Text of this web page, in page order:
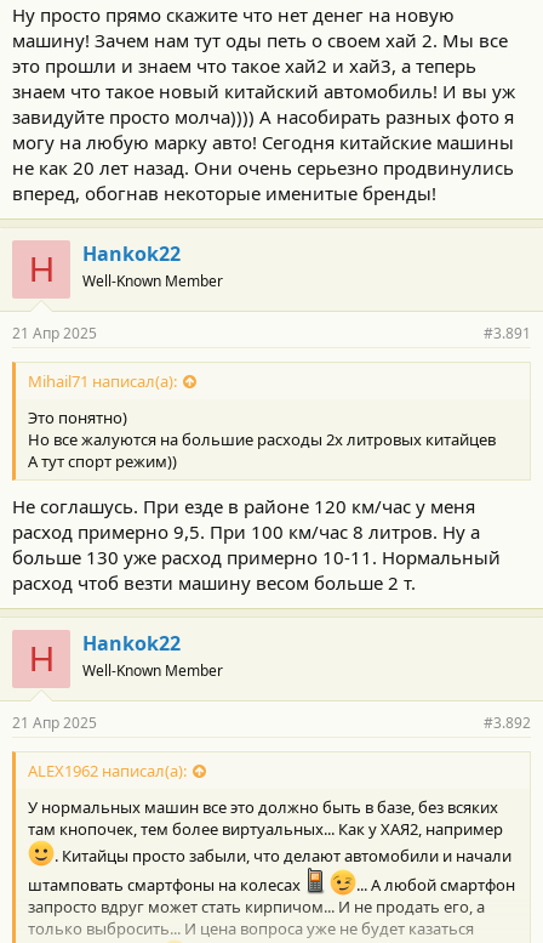
Ну просто прямо скажите что нет денег на новую
машину! Зачем нам тут оды петь о своем хай 2. Мы все
это прошли и знаем что такое хай2 и хай3, а теперь
знаем что такое новый китайский автомобиль! И вы уж
завидуйте просто молча)))) А насобирать разных фото я
могу на любую марку авто! Сегодня китайские машины
не как 20 лет назад. Они очень серьезно продвинулись
вперед, обогнав некоторые именитые бренды!
H Hankok22
Well-Known Member
21 Апр 2025 #3.891
Mihail71 написал(а):
Это понятно)
Но все жалуются на большие расходы 2х литровых китайцев
А тут спорт режим))
Не соглашусь. При езде в районе 120 км/час у меня
расход примерно 9,5. При 100 км/час 8 литров. Ну а
больше 130 уже расход примерно 10-11. Нормальный
расход чтоб везти машину весом больше 2 т.
H Hankok22
Well-Known Member
21 Апр 2025 #3.892
ALEX1962 написал(а):
У нормальных машин все это должно быть в базе, без всяких
там кнопочек, тем более виртуальных... Как у ХАЯ2, например
. Китайцы просто забыли, что делают автомобили и начали
штамповать смартфоны на колесах
... А любой смартфон
запросто вдруг может стать кирпичом... И не продать его, а
только выбросить... И цена вопроса уже не будет казаться